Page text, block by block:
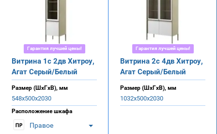
Гарантия лучшей цены!
Витрина 1с 2дв Хитроу,
Агат Серый/Белый
Размер (ШхГхВ), мм
548х500х2030
Расположение шкафа
Правое
Гарантия лучшей цены!
Витрина 2с 4дв Хитроу,
Агат Серый/Белый
Размер (ШхГхВ), мм
1032х500х2030